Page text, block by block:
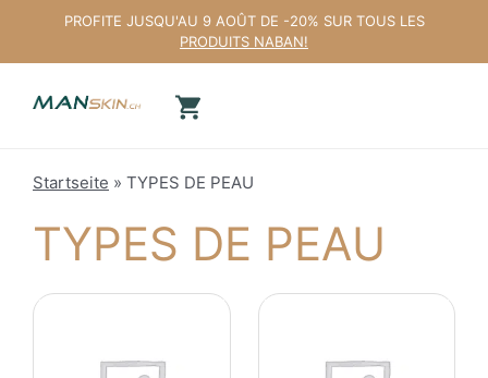
contenu
PROFITE JUSQU'AU 9 AOÛT DE -20% SUR TOUS LES
PRODUITS NABAN!
Startseite » TYPES DE PEAU
TYPES DE PEAU